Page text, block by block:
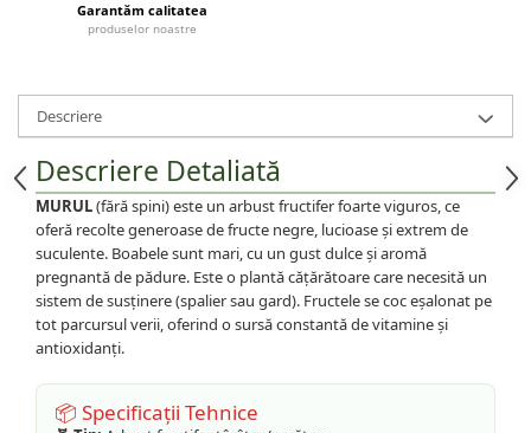
Garantăm calitatea
produselor noastre
Descriere
Descriere Detaliată
MURUL(fără spini) este un arbust fructifer foarte viguros, ce
oferă recolte generoase de fructe negre, lucioase și extrem de
suculente. Boabele sunt mari, cu un gust dulce și aromă
pregnantă de pădure. Este o plantă cățărătoare care necesită un
sistem de susținere (spalier sau gard). Fructele se coc eșalonat pe
tot parcursul verii, oferind o sursă constantă de vitamine și
antioxidanți.
📦 Specificații Tehnice